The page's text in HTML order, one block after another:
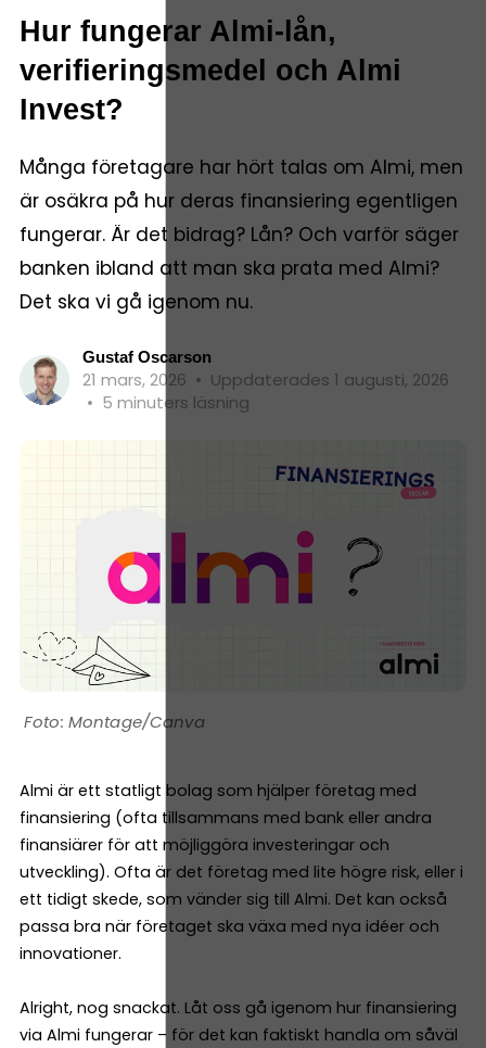
Hur fungerar Almi-lån,
verifieringsmedel och Almi
Invest?
Många företagare har hört talas om Almi, men
är osäkra på hur deras finansiering egentligen
fungerar. Är det bidrag? Lån? Och varför säger
banken ibland att man ska prata med Almi?
Det ska vi gå igenom nu.
Gustaf Oscarson
21 mars, 2026 • Uppdaterades 1 augusti, 2026
• 5 minuters läsning
Montage/Canva
Almi är ett statligt bolag som hjälper företag med
finansiering (ofta tillsammans med bank eller andra
finansiärer för att möjliggöra investeringar och
utveckling). Ofta är det företag med lite högre risk, eller i
ett tidigt skede, som vänder sig till Almi. Det kan också
passa bra när företaget ska växa med nya idéer och
innovationer.
Alright, nog snackat. Låt oss gå igenom hur finansiering
via Almi fungerar – för det kan faktiskt handla om såväl